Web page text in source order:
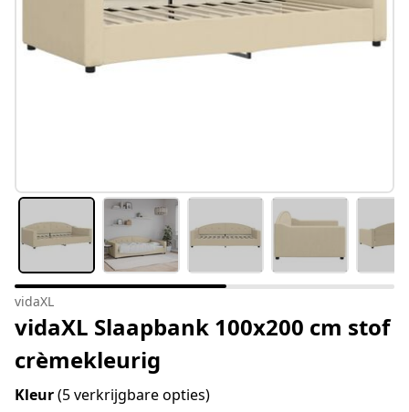
vidaXL
vidaXL Slaapbank 100x200 cm stof
crèmekleurig
Kleur(5 verkrijgbare opties)